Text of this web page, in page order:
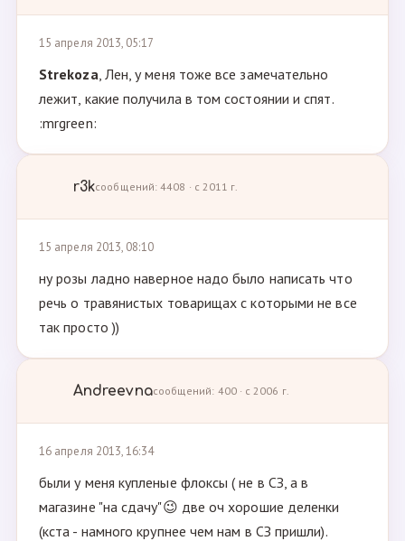
15 апреля 2013, 05:17
Strekoza, Лен, у меня тоже все замечательно
лежит, какие получила в том состоянии и спят.
:mrgreen:
r3kсообщений: 4408 · с 2011 г.
15 апреля 2013, 08:10
ну розы ладно наверное надо было написать что
речь о травянистых товарищах с которыми не все
так просто ))
Andreevnaсообщений: 400 · с 2006 г.
16 апреля 2013, 16:34
были у меня купленые флоксы ( не в СЗ, а в
магазине "на сдачу"😉 две оч хорошие деленки
(кста - намного крупнее чем нам в СЗ пришли).